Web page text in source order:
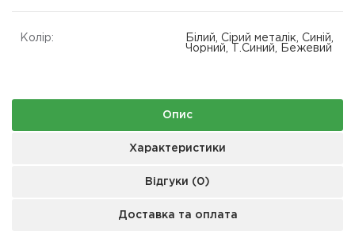
Колір:
Білий, Сірий металік, Синій,
Чорний, Т.Синий, Бежевий
Опис
Характеристики
Відгуки (0)
Доставка та оплата